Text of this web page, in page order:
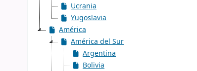
Ucrania
Yugoslavia
América
América del Sur
Argentina
Bolivia